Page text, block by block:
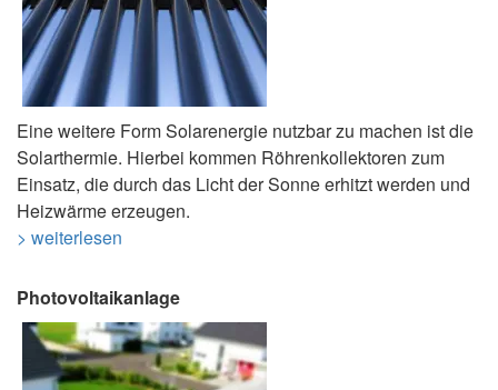
Eine weitere Form Solarenergie nutzbar zu machen ist die
Solarthermie. Hierbei kommen Röhrenkollektoren zum
Einsatz, die durch das Licht der Sonne erhitzt werden und
Heizwärme erzeugen.
> weiterlesen
Photovoltaikanlage